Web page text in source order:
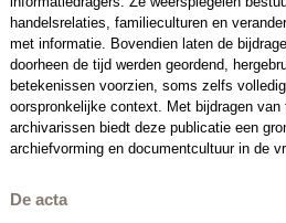
handelsrelaties, familieculturen en
met informatie. Bovendien laten de
doorheen de tijd werden geordend,
betekenissen voorzien, soms zelfs
oorspronkelijke context. Met bijdragen
archivarissen biedt deze publicatie een
archiefvorming en documentcultuur in de
De acta